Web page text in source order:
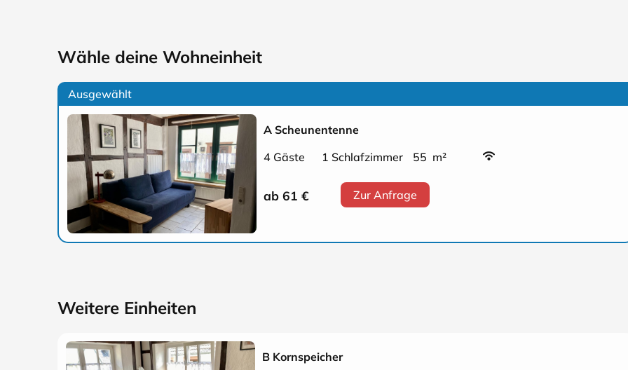
Wähle deine Wohneinheit
Ausgewählt
A Scheunentenne
4 Gäste
1 Schlafzimmer 55 m²
ab 61 € Zur Anfrage
Weitere Einheiten
B Kornspeicher